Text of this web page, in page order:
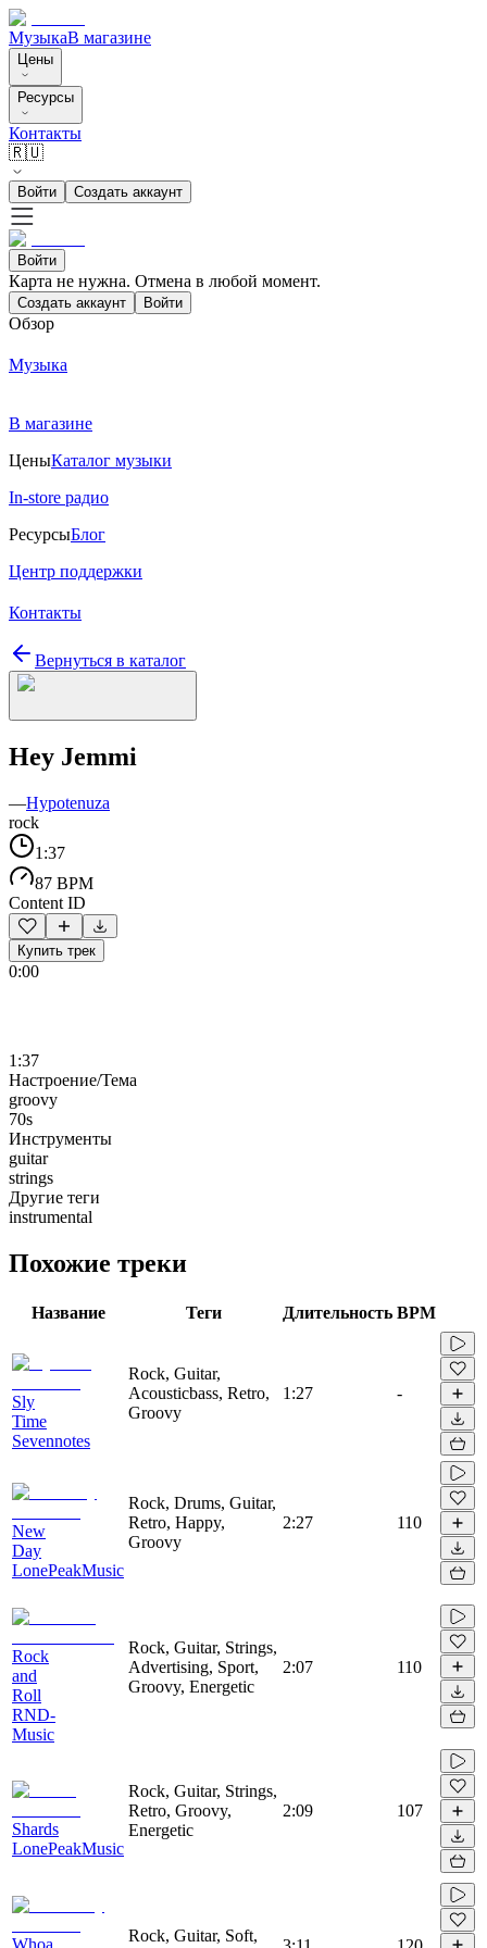
МузыкаВ магазине
Цены
Ресурсы
Контакты
🇷🇺
Войти Создать аккаунт
Войти
Карта не нужна. Отмена в любой момент.
Создать аккаунт Войти
Обзор
Музыка
В магазине
ЦеныКаталог музыки
In-store радио
РесурсыБлог
Центр поддержки
Контакты
Вернуться в каталог
Hey Jemmi
—Hypotenuza
rock
1:37
87 BPM
Content ID
Купить трек
0:00
1:37
Настроение/Тема
groovy
70s
Инструменты
guitar
strings
Другие теги
instrumental
Похожие треки
Название Теги Длительность BPM
Sly
Time
Sevennotes
Rock, Guitar,
Acousticbass, Retro,
Groovy
1:27 -
New
Day
LonePeakMusic
Rock, Drums, Guitar,
Retro, Happy,
Groovy
2:27 110
Rock
and
Roll
RND-
Music
Rock, Guitar, Strings,
Advertising, Sport,
Groovy, Energetic
2:07 110
Shards
LonePeakMusic
Rock, Guitar, Strings,
Retro, Groovy,
Energetic
2:09 107
Whoa
Rock, Guitar, Soft,